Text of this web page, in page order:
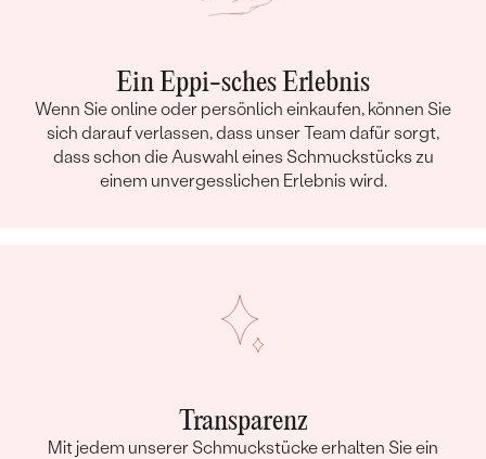
Ein Eppi-sches Erlebnis
Wenn Sie online oder persönlich einkaufen, können Sie
sich darauf verlassen, dass unser Team dafür sorgt,
dass schon die Auswahl eines Schmuckstücks zu
einem unvergesslichen Erlebnis wird.
Transparenz
Mit jedem unserer Schmuckstücke erhalten Sie ein